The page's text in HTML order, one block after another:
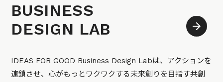
BUSINESS
DESIGN LAB
IDEAS FOR GOOD Business Design Labは、アクションを
連鎖させ、心がもっとワクワクする未来創りを目指す共創